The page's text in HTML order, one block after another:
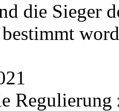
die Sieger